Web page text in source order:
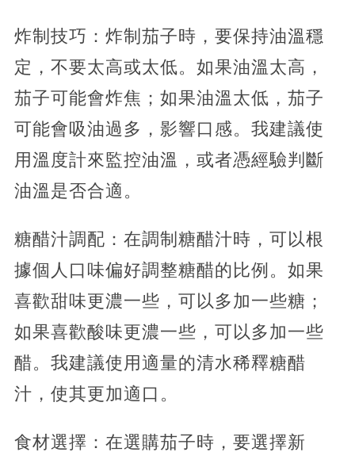
炸制技巧：炸制茄子時，要保持油溫穩
定，不要太高或太低。如果油溫太高，
茄子可能會炸焦；如果油溫太低，茄子
可能會吸油過多，影響口感。我建議使
用溫度計來監控油溫，或者憑經驗判斷
油溫是否合適。
糖醋汁調配：在調制糖醋汁時，可以根
據個人口味偏好調整糖醋的比例。如果
喜歡甜味更濃一些，可以多加一些糖；
如果喜歡酸味更濃一些，可以多加一些
醋。我建議使用適量的清水稀釋糖醋
汁，使其更加適口。
食材選擇：在選購茄子時，要選擇新